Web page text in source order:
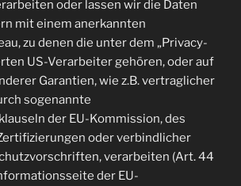
oder lassen wir die Daten
mit einem anerkannten
zu denen die unter dem „Privacy-
US-Verarbeiter gehören, oder auf
Garantien, wie z.B. vertraglicher
sogenannte
der EU-Kommission, des
oder verbindlicher
verarbeiten (Art. 44
der EU-